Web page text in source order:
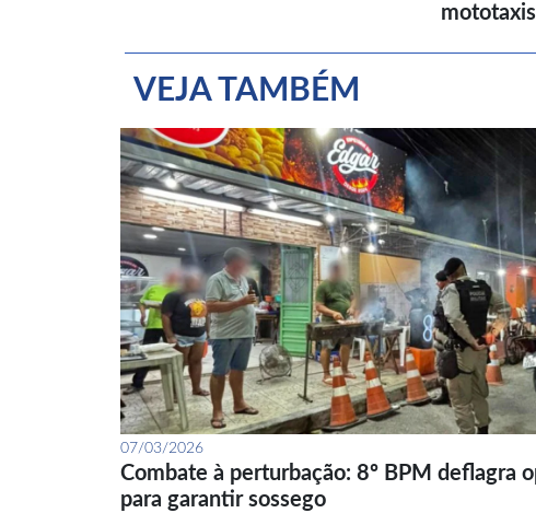
VEJA TAMBÉM
07/03/2026
Combate à perturbação: 8º BPM deflagra
para garantir sossego